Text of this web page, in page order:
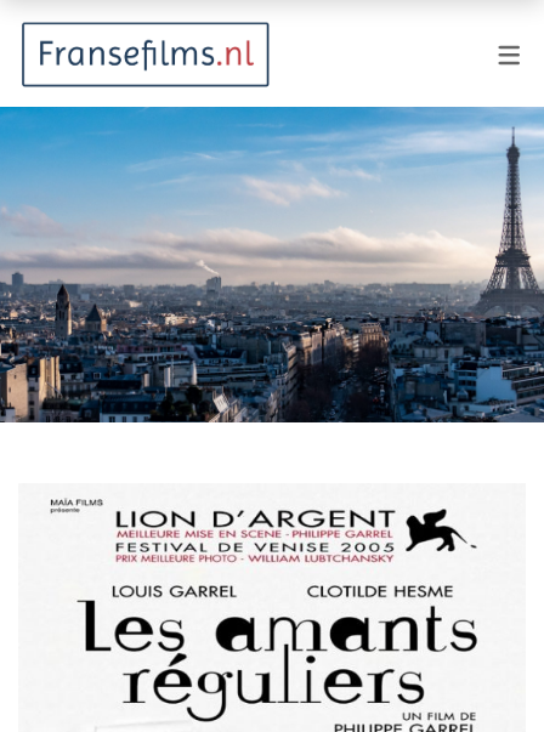
Animatie
Documentaire
Drama
Fantasy
Horror
Kostuumdrama
Musical
Oorlogsfilm
Romantische komedie